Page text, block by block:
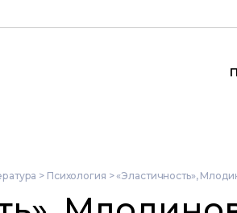
> Психология >«Эластичность»,